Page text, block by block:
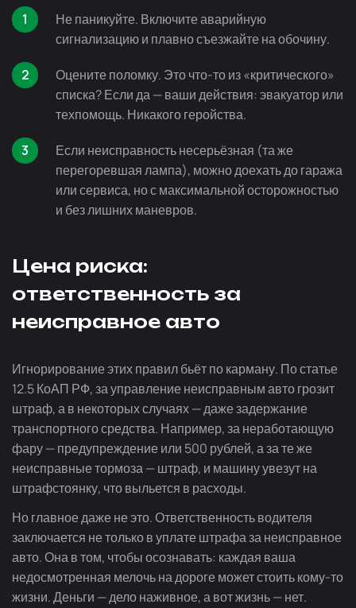
Не паникуйте. Включите аварийную
сигнализацию и плавно съезжайте на обочину.
Оцените поломку. Эточто-тоиз «критического»
списка? Если да — ваши действия: эвакуатор или
техпомощь. Никакого геройства.
Если неисправность несерьёзная (та же
перегоревшая лампа), можно доехать до гаража
или сервиса, но с максимальной осторожностью
и без лишних маневров.
Цена риска:
ответственность за
неисправное авто
Игнорирование этих правил бьёт по карману. По статье
12.5 КоАП РФ, за управление неисправным авто грозит
штраф, а в некоторых случаях — даже задержание
транспортного средства. Например, за неработающую
фару — предупреждение или 500 рублей, а за те же
неисправные тормоза — штраф, и машину увезут на
штрафстоянку, что выльется в расходы.
Но главное даже не это. Ответственность водителя
заключается не только в уплате штрафа за неисправное
авто. Она в том, чтобы осознавать: каждая ваша
недосмотренная мелочь на дороге может стоитькому-то
жизни. Деньги — дело наживное, а вот жизнь — нет.